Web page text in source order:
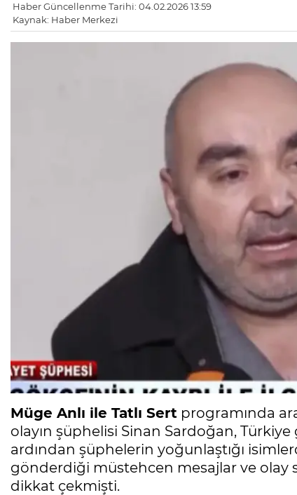
Haber Güncellenme Tarihi: 04.02.2026 13:59
Kaynak: Haber Merkezi
Müge Anlı ile Tatlı Sert programında
olayın şüphelisi Sinan Sardoğan,
ardından şüphelerin yoğunlaştığı
gönderdiği müstehcen mesajlar ve olay
dikkat çekmişti.